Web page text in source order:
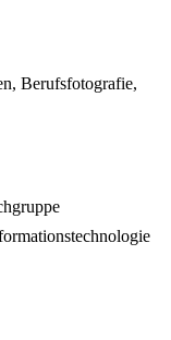
Berufsfotografie,